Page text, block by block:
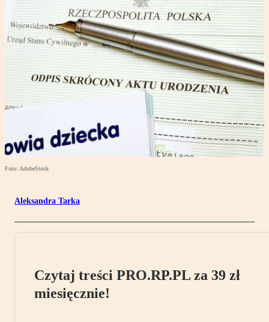
Foto: AdobeStock
Aleksandra Tarka
Czytaj treści PRO.RP.PL za 39 zł
miesięcznie!